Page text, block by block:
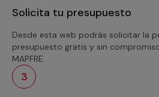
Solicita tu presupuesto
Desde esta web podrás solicitar la
presupuesto gratis y sin
MAPFRE.
3